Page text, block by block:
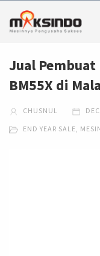
Jual Pembuat
BM55X di
CHUSNUL
END YEAR SALE,